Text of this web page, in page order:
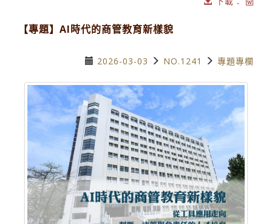
【專題】AI時代的商管教育新樣貌
2026-03-03 NO.1241 專題專欄